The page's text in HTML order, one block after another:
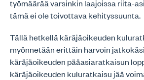
työmäärää varsinkin laajoissa riita-
tämä ei ole toivottava kehityssuunta.
Tällä hetkellä käräjäoikeuden
myönnetään erittäin harvoin
käräjäoikeuden pääasiaratkaisun
käräjäoikeuden kuluratkaisu jää